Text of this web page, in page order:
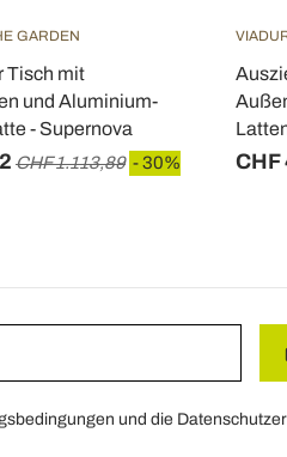
GARDEN
Tisch mit
und Aluminium-
- Supernova
CHF 1.113,89 - 30% CHF
und die